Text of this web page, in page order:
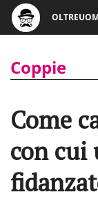
Coppie
Come
con cui